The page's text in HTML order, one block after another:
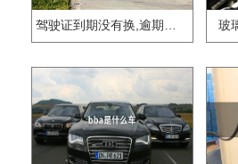
驾驶证到期没有换,逾期怎么办?? 玻